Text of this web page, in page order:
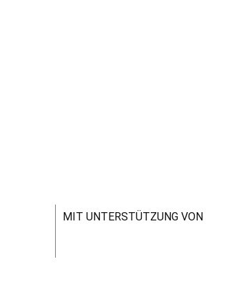
MIT UNTERSTÜTZUNG VON